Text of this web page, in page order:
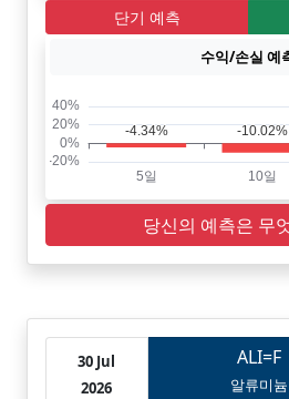
단기 예측
수익/손실 예
당신의 예측은 무
30 Jul
2026
ALI=F
알류미늄